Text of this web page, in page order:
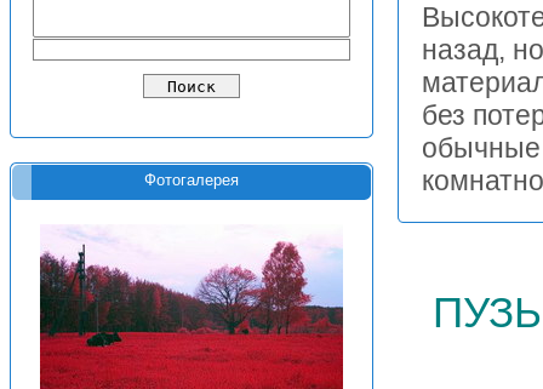
Фотогалерея
назад,
без
обычные